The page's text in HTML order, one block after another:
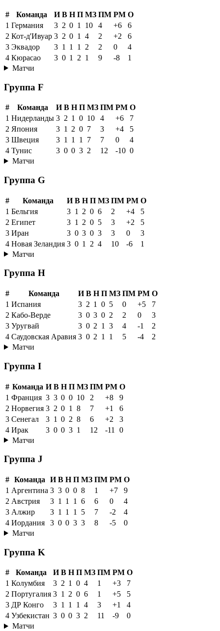
# Команда И В Н П МЗ ПМ РМ О
1 Германия 3 2 0 1 10 4 +6
6
2 Кот-д'Ивуар 3 2 0 1 4 2 +2
6
3 Эквадор 3 1 1 1 2 2 0
4
4 Кюрасао 3 0 1 2 1 9 -8
1
Матчи
Группа F
# Команда И В Н П МЗ ПМ РМ О
1 Нидерланды 3 2 1 0 10 4 +6
7
2 Япония 3 1 2 0 7 3 +4
5
3 Швеция 3 1 1 1 7 7 0
4
4 Тунис 3 0 0 3 2 12 -10 0
Матчи
Группа G
# Команда И В Н П МЗ ПМ РМ О
1 Бельгия 3 1 2 0 6 2 +4
5
2 Египет 3 1 2 0 5 3 +2
5
3 Иран 3 0 3 0 3 3 0
3
4 Новая Зеландия 3 0 1 2 4 10 -6
1
Матчи
Группа H
# Команда И В Н П МЗ ПМ РМ О
1 Испания 3 2 1 0 5 0 +5
7
2 Кабо-Верде 3 0 3 0 2 2 0
3
3 Уругвай 3 0 2 1 3 4 -1
2
4 Саудовская Аравия 3 0 2 1 1 5 -4
2
Матчи
Группа I
# Команда И В Н П МЗ ПМ РМ О
1 Франция 3 3 0 0 10 2 +8
9
2 Норвегия 3 2 0 1 8 7 +1
6
3 Сенегал 3 1 0 2 8 6 +2
3
4 Ирак 3 0 0 3 1 12 -11
0
Матчи
Группа J
# Команда И В Н П МЗ ПМ РМ О
1 Аргентина 3 3 0 0 8 1 +7
9
2 Австрия 3 1 1 1 6 6 0
4
3 Алжир 3 1 1 1 5 7 -2
4
4 Иордания 3 0 0 3 3 8 -5
0
Матчи
Группа K
# Команда И В Н П МЗ ПМ РМ О
1 Колумбия 3 2 1 0 4 1 +3
7
2 Португалия 3 1 2 0 6 1 +5
5
3 ДР Конго 3 1 1 1 4 3 +1
4
4 Узбекистан 3 0 0 3 2 11 -9
0
Матчи